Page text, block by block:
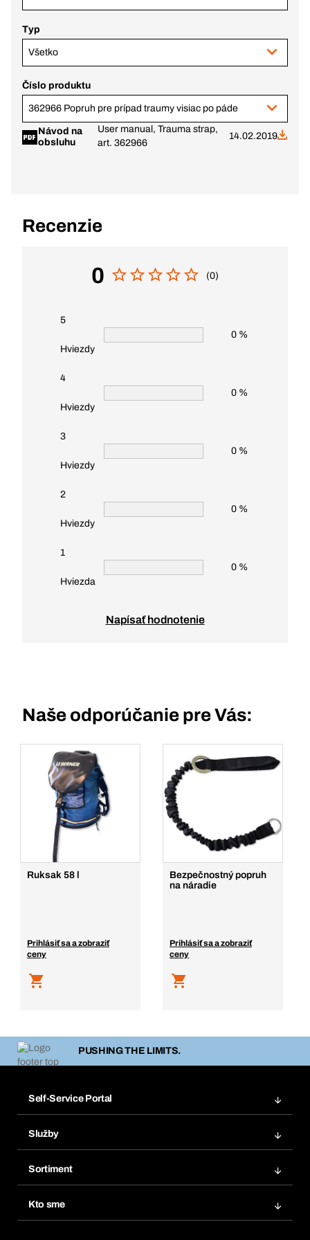
Typ
Všetko
Číslo produktu
362966 Popruh pre prípad traumy visiac po páde
Návod na
obsluhu
User manual, Trauma strap,
art. 362966
14.02.2019
Recenzie
0 (0)
5
Hviezdy
0 %
4
Hviezdy
0 %
3
Hviezdy
0 %
2
Hviezdy
0 %
1
Hviezda
0 %
Napísať hodnotenie
Naše odporúčanie pre Vás:
Ruksak 58 l
Prihlásiť sa a zobraziť
ceny
Bezpečnostný popruh
na náradie
Prihlásiť sa a zobraziť
ceny
PUSHING THE LIMITS.
Self-Service Portal
Obľúbené
Opakované objednávky
Predplatné
Služby
Chemická databáza
eProcurement
Sortiment
Kto sme